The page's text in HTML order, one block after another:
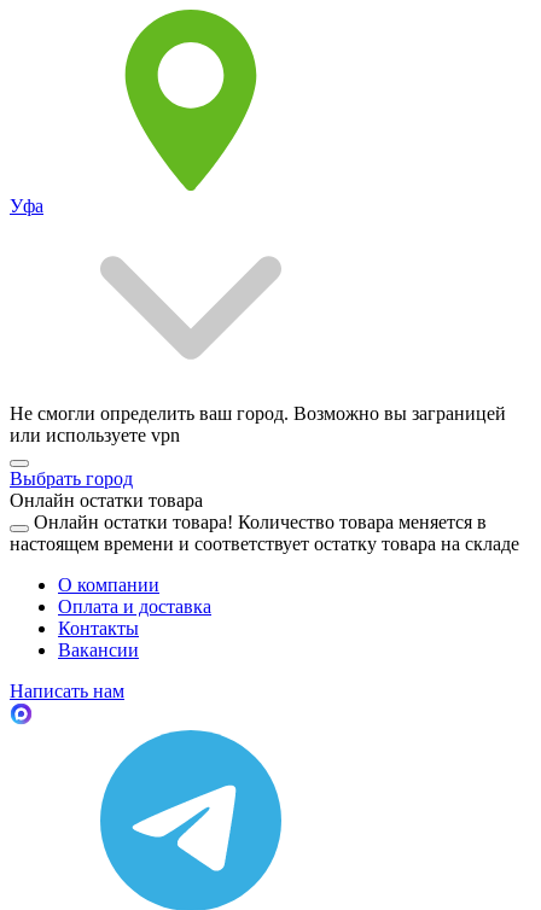
Уфа
Не смогли определить ваш город. Возможно вы заграницей
или используете vpn
Выбрать город
Онлайн остатки товара
Онлайн остатки товара! Количество товара меняется в
настоящем времени и соответствует остатку товара на складе
О компании
Оплата и доставка
Контакты
Вакансии
Написать нам